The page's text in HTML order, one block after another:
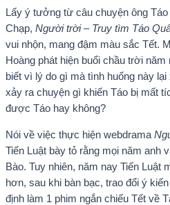
Lấy ý tưởng từ câu chuyện ông
Chạp, Người trời – Truy tìm Táo
vui nhộn, mang đậm màu sắc Tết.
Hoàng phát hiện buổi chầu trời
biết vì lý do gì mà tình huống này
xảy ra chuyện gì khiến Táo bị mất
được Táo hay không?
Nói về việc thực hiện webdrama
Tiến Luật bày tỏ rằng mọi năm anh
Bào. Tuy nhiên, năm nay Tiến Luật
hơn, sau khi bàn bạc, trao đổi ý
định làm 1 phim ngắn chiếu Tết về